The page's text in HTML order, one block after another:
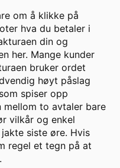
om å klikke på
hva du betaler i
din og
her. Mange kunder
bruker ordet
høyt påslag
spiser opp
mellom to avtaler bare
vilkår og enkel
siste øre. Hvis
regel et tegn på at